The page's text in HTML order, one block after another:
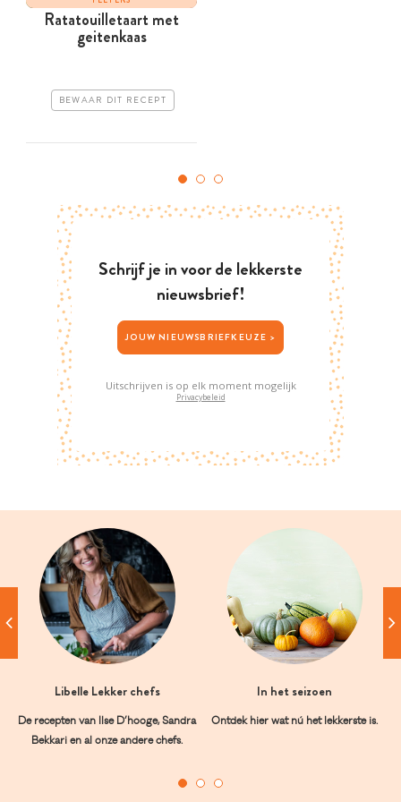
Ratatouilletaart met
geitenkaas
BEWAAR DIT RECEPT
Schrijf je in voor de lekkerste
nieuwsbrief!
JOUW NIEUWSBRIEFKEUZE >
Uitschrijven is op elk moment mogelijk
Privacybeleid
Libelle Lekker chefs
De recepten van Ilse D’hooge, Sandra
Bekkari en al onze andere chefs.
In het seizoen
Ontdek hier wat nú het lekkerste is.